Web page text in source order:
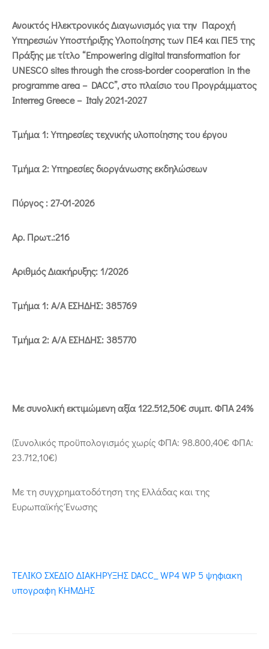
Ανοικτός Ηλεκτρονικός Διαγωνισμός για την Παροχή
Υπηρεσιών Υποστήριξης Υλοποίησης των ΠΕ4 και ΠΕ5 της
Πράξης με τίτλο “Empowering digital transformation for
UNESCO sites through the cross-border cooperation in the
programme area – DACC”, στο πλαίσιο του Προγράμματος
InterregGreece – Italy2021-2027
Τμήμα 1: Υπηρεσίες τεχνικής υλοποίησης του έργου
Τμήμα 2: Υπηρεσίες διοργάνωσης εκδηλώσεων
Πύργος : 27-01-2026
Αρ. Πρωτ.:216
Αριθμός Διακήρυξης: 1/2026
Τμήμα 1: Α/Α ΕΣΗΔΗΣ: 385769
Τμήμα 2: Α/Α ΕΣΗΔΗΣ: 385770
Με συνολική εκτιμώμενη αξία 122.512,50€ συμπ. ΦΠΑ 24%
(Συνολικός προϋπολογισμός χωρίς ΦΠΑ: 98.800,40€ ΦΠΑ:
23.712,10€)
Με τη συγχρηματοδότηση της Ελλάδας και της
Ευρωπαϊκής Ένωσης
ΤΕΛΙΚΟ ΣΧΕΔΙΟ ΔΙΑΚΗΡΥΞΗΣ DACC_ WP4 WP 5 ψηφιακη
υπογραφη ΚΗΜΔΗΣ